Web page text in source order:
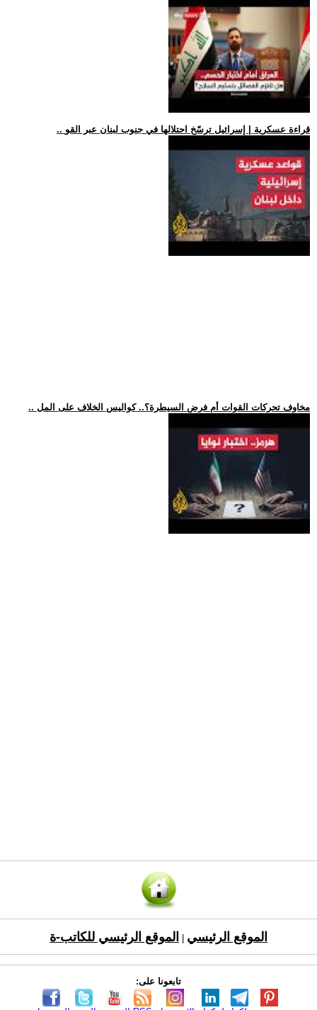
.. قراءة عسكرية | إسرائيل ترسّخ احتلالها في جنوب لبنان عبر القو
.. مخاوف تحركات القوات أم فرض السيطرة؟.. كواليس الخلاف على المل
الموقع الرئيسي الموقع الرئيسي للكاتب-ة
تابعونا على: